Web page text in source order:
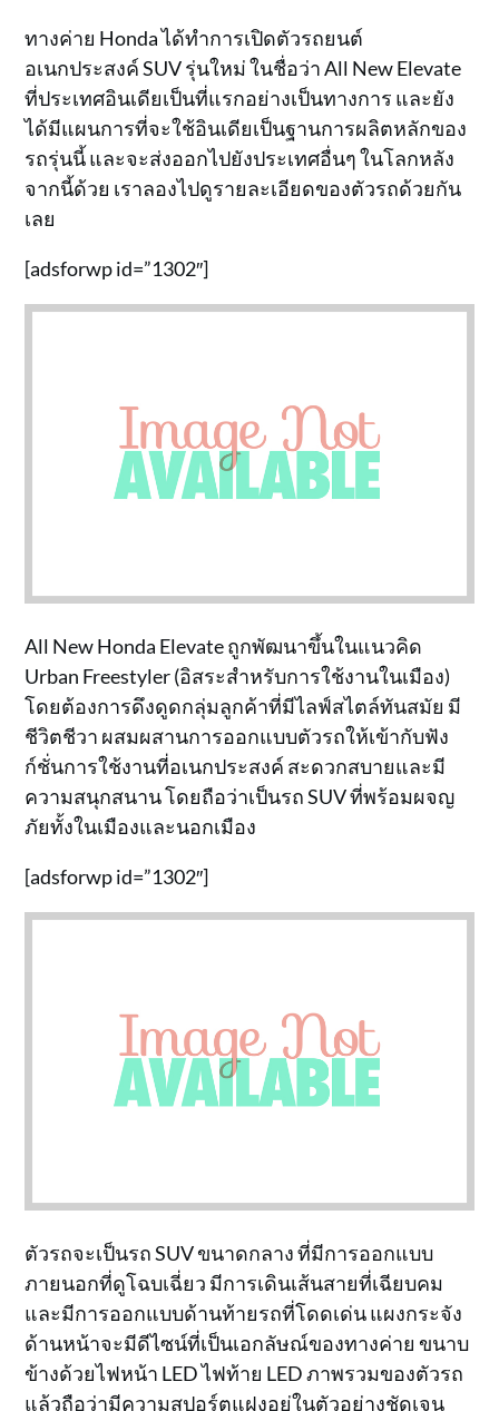
ทางค่าย Honda ได้ทำการเปิดตัวรถยนต์
อเนกประสงค์ SUV รุ่นใหม่ ในชื่อว่า All New Elevate
ที่ประเทศอินเดียเป็นที่แรกอย่างเป็นทางการ และยัง
ได้มีแผนการที่จะใช้อินเดียเป็นฐานการผลิตหลักของ
รถรุ่นนี้ และจะส่งออกไปยังประเทศอื่นๆ ในโลกหลัง
จากนี้ด้วย เราลองไปดูรายละเอียดของตัวรถด้วยกัน
เลย
[adsforwp id=”1302″]
All New Honda Elevate ถูกพัฒนาขึ้นในแนวคิด
Urban Freestyler (อิสระสำหรับการใช้งานในเมือง)
โดยต้องการดึงดูดกลุ่มลูกค้าที่มีไลฟ์สไตล์ทันสมัย มี
ชีวิตชีวา ผสมผสานการออกแบบตัวรถให้เข้ากับฟัง
ก์ชั่นการใช้งานที่อเนกประสงค์ สะดวกสบายและมี
ความสนุกสนาน โดยถือว่าเป็นรถ SUV ที่พร้อมผจญ
ภัยทั้งในเมืองและนอกเมือง
[adsforwp id=”1302″]
ตัวรถจะเป็นรถ SUV ขนาดกลาง ที่มีการออกแบบ
ภายนอกที่ดูโฉบเฉี่ยว มีการเดินเส้นสายที่เฉียบคม
และมีการออกแบบด้านท้ายรถที่โดดเด่น แผงกระจัง
ด้านหน้าจะมีดีไซน์ที่เป็นเอกลัษณ์ของทางค่าย ขนาบ
ข้างด้วยไฟหน้า LED ไฟท้าย LED ภาพรวมของตัวรถ
แล้วถือว่ามีความสปอร์ตแฝงอยู่ในตัวอย่างชัดเจน